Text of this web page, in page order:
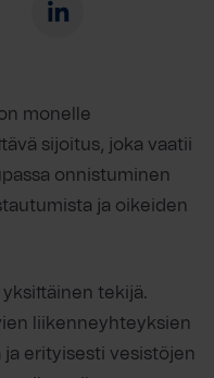
monelle
sijoitus, joka vaatii
onnistuminen
ja oikeiden
tekijä.
liikenneyhteyksien
ja erityisesti vesistöjen